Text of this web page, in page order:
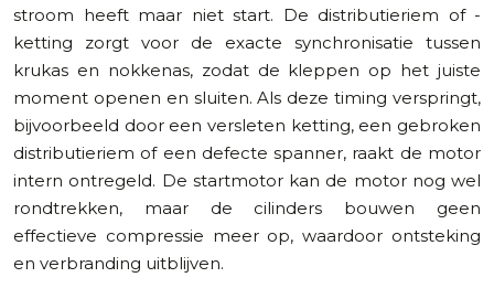
stroom heeft maar niet start. De distributieriem of -
ketting zorgt voor de exacte synchronisatie tussen
krukas en nokkenas, zodat de kleppen op het juiste
moment openen en sluiten. Als deze timing verspringt,
bijvoorbeeld door een versleten ketting, een gebroken
distributieriem of een defecte spanner, raakt de motor
intern ontregeld. De startmotor kan de motor nog wel
rondtrekken, maar de cilinders bouwen geen
effectieve compressie meer op, waardoor ontsteking
en verbranding uitblijven.